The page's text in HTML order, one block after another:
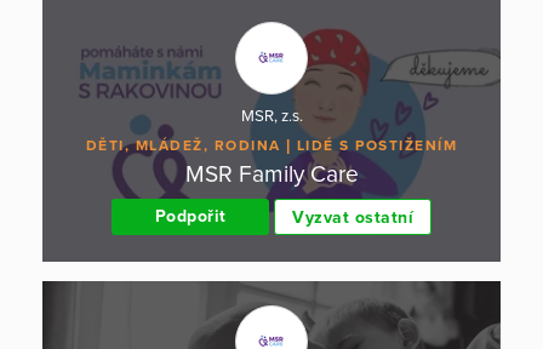
MSR, z.s.
DĚTI, MLÁDEŽ, RODINA LIDÉ S POSTIŽENÍM
MSR Family Care
Podpořit Vyzvat ostatní